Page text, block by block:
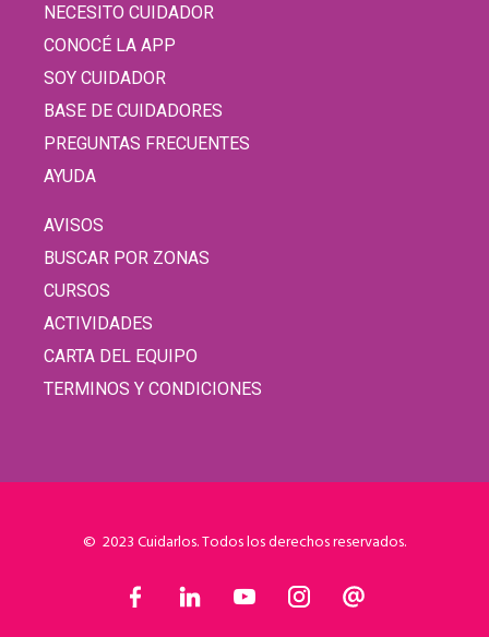
NECESITO CUIDADOR
CONOCÉ LA APP
SOY CUIDADOR
BASE DE CUIDADORES
PREGUNTAS FRECUENTES
AYUDA
AVISOS
BUSCAR POR ZONAS
CURSOS
ACTIVIDADES
CARTA DEL EQUIPO
TERMINOS Y CONDICIONES
© 2023 Cuidarlos. Todos los derechos reservados.